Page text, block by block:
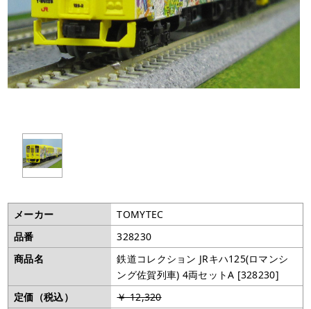
メーカー
TOMYTEC
品番
328230
商品名
鉄道コレクション JRキハ125(ロマンシ
ング佐賀列車) 4両セットA [328230]
定価（税込）
￥ 12,320